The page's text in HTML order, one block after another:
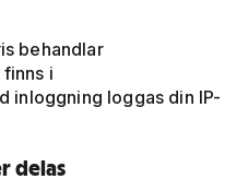
behandlar
i
inloggning loggas din IP-
delas